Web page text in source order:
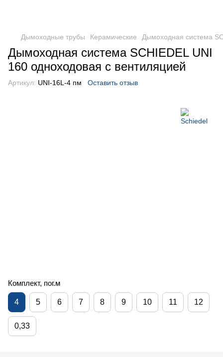
Дымоходные трубы Керамические Дымоходная система
Дымоходная система SCHIEDEL UNI
160 одноходовая с вентиляцией
Артикул: UNI-16L-4 пм Оставить отзыв
Комплект, пог.м
4 5 6 7 8 9 10 11 12
0,33